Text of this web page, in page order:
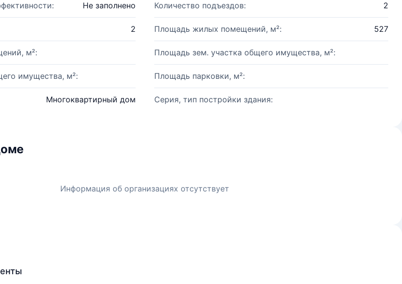
Не заполнено Количество подъездов: 2
2 Площадь жилых помещений, м²: 527
м²: Площадь зем. участка общего имущества, м²:
имущества, м²: Площадь парковки, м²:
Многоквартирный дом Серия, тип постройки здания:
Информация об организациях отсутствует